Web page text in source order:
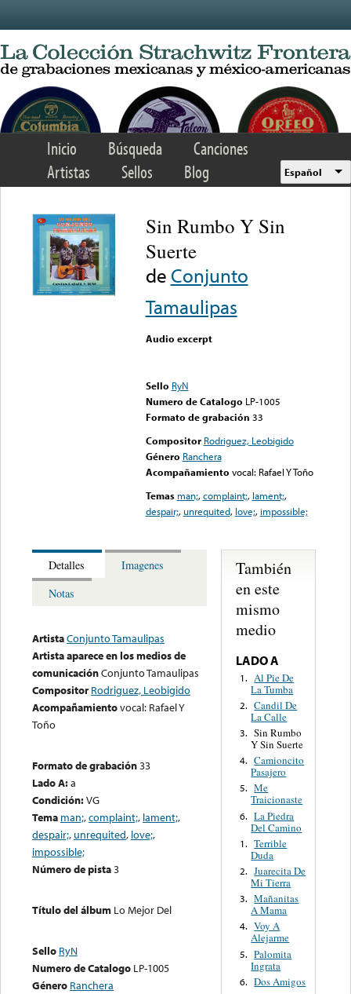
Inicio Búsqueda
Canciones
Artistas
Sellos Blog Español
Sin Rumbo Y Sin
Suerte
de Conjunto
Tamaulipas
Audio excerpt
Sello RyN
Numero de Catalogo LP-1005
Formato de grabación 33
Compositor Rodriguez, Leobigido
Género Ranchera
Acompañamiento vocal: Rafael Y Toño
Temas man;,complaint;, lament;,
despair;,unrequited, love;, impossible;
Detalles
Imagenes
Notas
ArtistaConjunto Tamaulipas
Artista aparece en los medios de
comunicaciónConjunto Tamaulipas
Compositor Rodriguez, Leobigido
Acompañamientovocal: Rafael Y
Toño
Formato de grabación33
Lado A:a
Condición:VG
Tema man;,complaint;, lament;,
despair;, unrequited, love;,
impossible;
Número de pista3
Título del álbum Lo Mejor Del
Sello RyN
Numero de Catalogo LP-1005
Género Ranchera
También
en este
mismo
medio
LADO A
1. Al Pie De
La Tumba
2. Candil De
La Calle
3. Sin Rumbo
Y Sin Suerte
4. Camioncito
Pasajero
5. Me
Traicionaste
6. La Piedra
Del Camino
1. Terrible
Duda
2. Juarecita De
Mi Tierra
3. Mañanitas
A Mama
4. Voy A
Alejarme
5. Palomita
Ingrata
6. Dos Amigos